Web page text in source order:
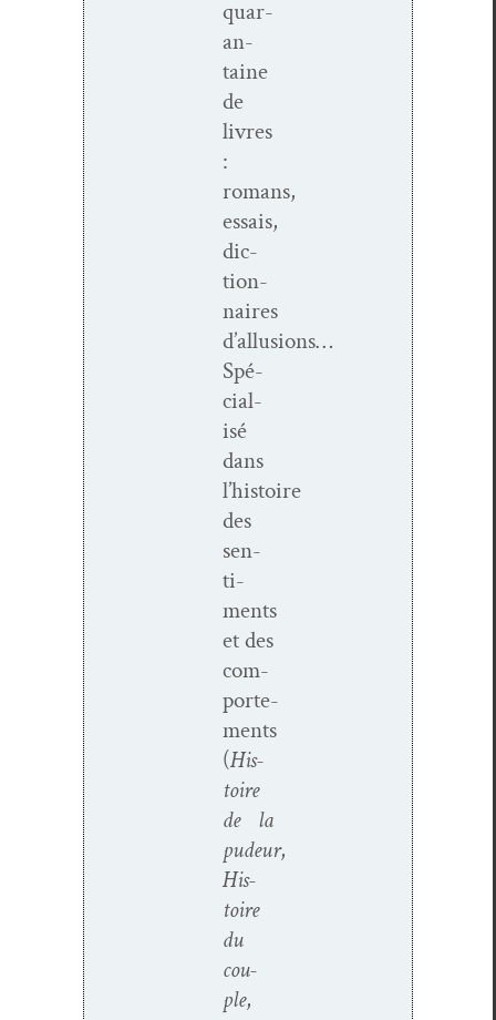
quar­
an­
taine
de
livres
:
romans,
essais,
dic­
tio­n­
naires
d’allusions…
Spé­
cial­
isé
dans
l’histoire
des
sen­
ti­
ments
et des
com­
porte­
ments
(His­
toire
de la
pudeur,
His­
toire
du
cou­
ple,